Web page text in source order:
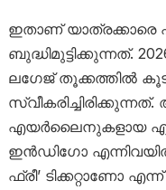
ഇതാണ്
ബുദ്ധിമുട്ടിക്കുന്നത്.
ലഗേജ് തൂക്കത്തിൽ
എയർലൈനുകളായ
ഇൻഡിഗോ
ഫ്രീ’ ടിക്കറ്റാണോ